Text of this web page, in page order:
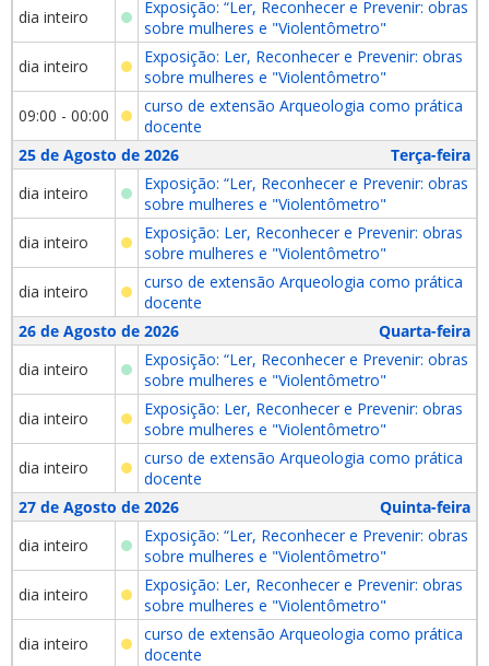
dia inteiro
Exposição: “Ler, Reconhecer e Prevenir: obras
sobre mulheres e "Violentômetro"
dia inteiro
Exposição: Ler, Reconhecer e Prevenir: obras
sobre mulheres e "Violentômetro"
09:00 - 00:00
curso de extensão Arqueologia como prática
docente
25 de Agosto de 2026
Terça-feira
dia inteiro
Exposição: “Ler, Reconhecer e Prevenir: obras
sobre mulheres e "Violentômetro"
dia inteiro
Exposição: Ler, Reconhecer e Prevenir: obras
sobre mulheres e "Violentômetro"
dia inteiro
curso de extensão Arqueologia como prática
docente
26 de Agosto de 2026
Quarta-feira
dia inteiro
Exposição: “Ler, Reconhecer e Prevenir: obras
sobre mulheres e "Violentômetro"
dia inteiro
Exposição: Ler, Reconhecer e Prevenir: obras
sobre mulheres e "Violentômetro"
dia inteiro
curso de extensão Arqueologia como prática
docente
27 de Agosto de 2026
Quinta-feira
dia inteiro
Exposição: “Ler, Reconhecer e Prevenir: obras
sobre mulheres e "Violentômetro"
dia inteiro
Exposição: Ler, Reconhecer e Prevenir: obras
sobre mulheres e "Violentômetro"
dia inteiro
curso de extensão Arqueologia como prática
docente